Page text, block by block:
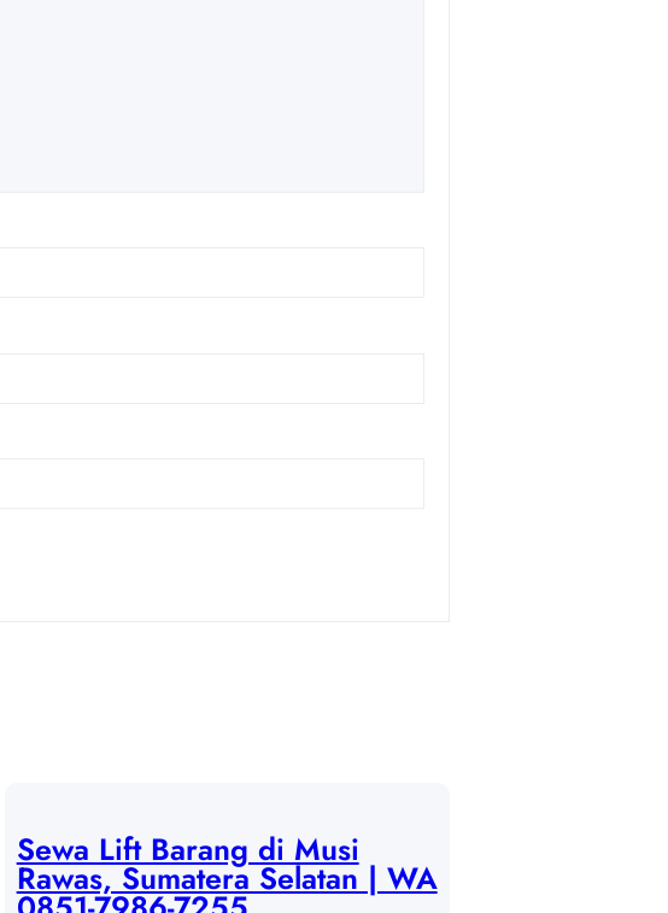
Sewa Lift Barang di Musi
Rawas, Sumatera Selatan | WA